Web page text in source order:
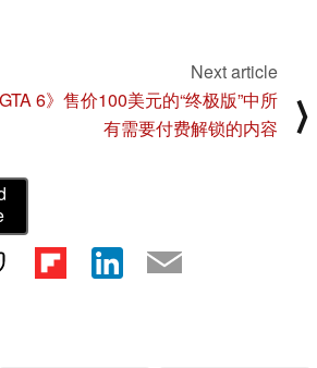
Next article
6》售价100美元的“终极版”中所
有需要付费解锁的内容
⟩